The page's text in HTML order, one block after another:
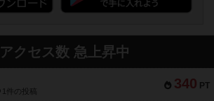
アクセス数 急上昇中
340 PT
1件の投稿